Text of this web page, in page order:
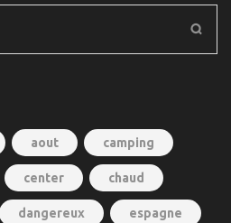
aout camping
center chaud
dangereux espagne